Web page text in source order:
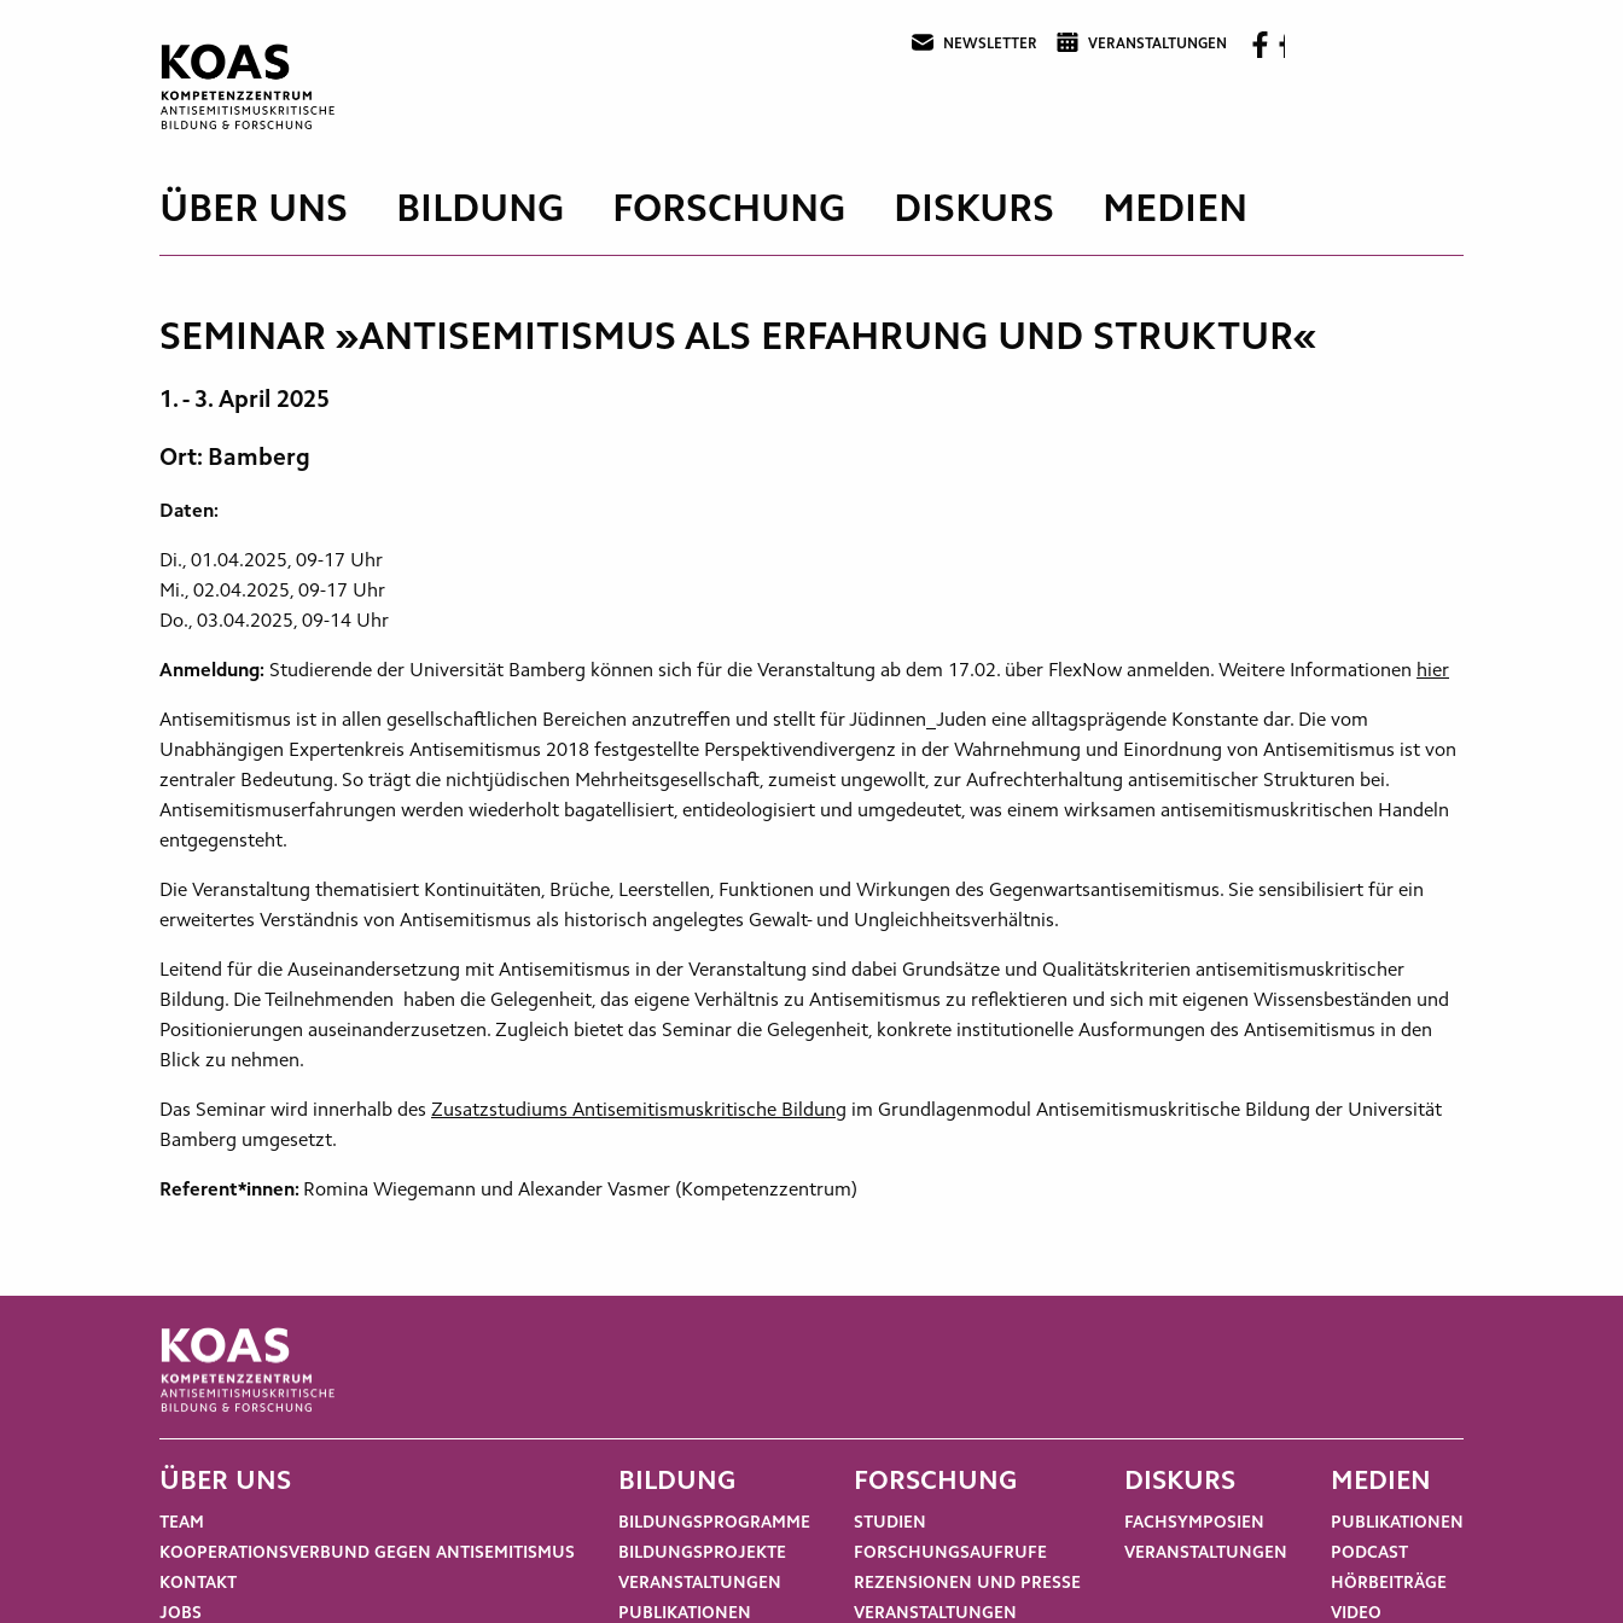
Inhalt
springen
NEWSLETTER VERANSTALTUNGEN
ÜBER UNS BILDUNG FORSCHUNG DISKURS MEDIEN
SEMINAR »ANTISEMITISMUS ALS ERFAHRUNG UND STRUKTUR«
1. - 3. April 2025
Ort: Bamberg
Daten:
Di., 01.04.2025, 09-17 Uhr
Mi., 02.04.2025, 09-17 Uhr
Do., 03.04.2025, 09-14 Uhr
Anmeldung: Studierende der Universität Bamberg können sich für die Veranstaltung ab dem 17.02. über FlexNow anmelden. Weitere Informationen hier
Antisemitismus ist in allen gesellschaftlichen Bereichen anzutreffen und stellt für Jüdinnen_Juden eine alltagsprägende Konstante dar. Die vom
Unabhängigen Expertenkreis Antisemitismus 2018 festgestellte Perspektivendivergenz in der Wahrnehmung und Einordnung von Antisemitismus ist von
zentraler Bedeutung. So trägt die nichtjüdischen Mehrheitsgesellschaft, zumeist ungewollt, zur Aufrechterhaltung antisemitischer Strukturen bei.
Antisemitismuserfahrungen werden wiederholt bagatellisiert, entideologisiert und umgedeutet, was einem wirksamen antisemitismuskritischen Handeln
entgegensteht.
Die Veranstaltung thematisiert Kontinuitäten, Brüche, Leerstellen, Funktionen und Wirkungen des Gegenwartsantisemitismus. Sie sensibilisiert für ein
erweitertes Verständnis von Antisemitismus als historisch angelegtes Gewalt- und Ungleichheitsverhältnis.
Leitend für die Auseinandersetzung mit Antisemitismus in der Veranstaltung sind dabei Grundsätze und Qualitätskriterien antisemitismuskritischer
Bildung. Die Teilnehmenden haben die Gelegenheit, das eigene Verhältnis zu Antisemitismus zu reflektieren und sich mit eigenen Wissensbeständen und
Positionierungen auseinanderzusetzen. Zugleich bietet das Seminar die Gelegenheit, konkrete institutionelle Ausformungen des Antisemitismus in den
Blick zu nehmen.
Das Seminar wird innerhalb des Zusatzstudiums Antisemitismuskritische Bildung im Grundlagenmodul Antisemitismuskritische Bildung der Universität
Bamberg umgesetzt.
Referent*innen: Romina Wiegemann und Alexander Vasmer (Kompetenzzentrum)
ÜBER UNS
TEAM
KOOPERATIONSVERBUND GEGEN ANTISEMITISMUS
KONTAKT
JOBS
BILDUNG
BILDUNGSPROGRAMME
BILDUNGSPROJEKTE
VERANSTALTUNGEN
PUBLIKATIONEN
FORSCHUNG
STUDIEN
FORSCHUNGSAUFRUFE
REZENSIONEN UND PRESSE
VERANSTALTUNGEN
DISKURS
FACHSYMPOSIEN
VERANSTALTUNGEN
MEDIEN
PUBLIKATIONEN
PODCAST
HÖRBEITRÄGE
VIDEO